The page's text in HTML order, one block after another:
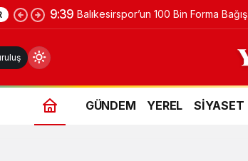
9:39 Balıkesirspor’un 100 Bin Forma Bağış
GÜNDEM YEREL SİYASET